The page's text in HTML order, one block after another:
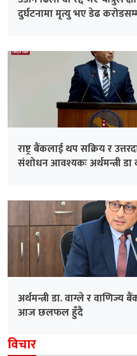
दुर्घटनामा मृत्यु भए डेढ
राष्ट्र बैंकलाई थप सक्रिय र
संशोधन आवश्यकः अर्थमन्त्री डा
अर्थमन्त्री डा. वाग्ले र
आज छलफल हुँदै
विचार